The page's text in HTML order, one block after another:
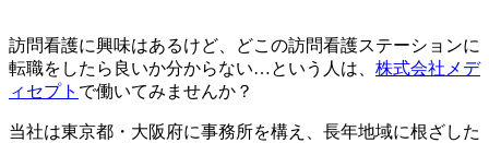
訪問看護に興味はあるけど、どこの訪問看護ステーションに
転職をしたら良いか分からない…という人は、 株式会社メデ
ィセプト で働いてみませんか？
当社は東京都・大阪府に事務所を構え、長年地域に根ざした